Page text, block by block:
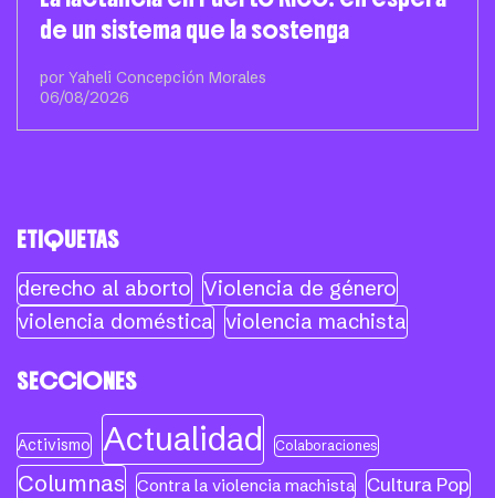
de un sistema que la sostenga
por Yaheli Concepción Morales
06/08/2026
ETIQUETAS
derecho al aborto Violencia de género
violencia doméstica violencia machista
SECCIONES
Activismo Actualidad Colaboraciones
Columnas Contra la violencia machista Cultura Pop